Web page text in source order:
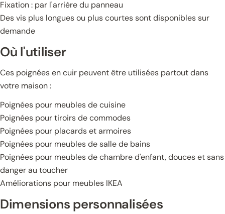
Fixation : par l'arrière du panneau
Des vis plus longues ou plus courtes sont disponibles sur
demande
Où l'utiliser
Ces poignées en cuir peuvent être utilisées partout dans
votre maison :
Poignées pour meubles de cuisine
Poignées pour tiroirs de commodes
Poignées pour placards et armoires
Poignées pour meubles de salle de bains
Poignées pour meubles de chambre d'enfant, douces et sans
danger au toucher
Améliorations pour meubles IKEA
Dimensions personnalisées